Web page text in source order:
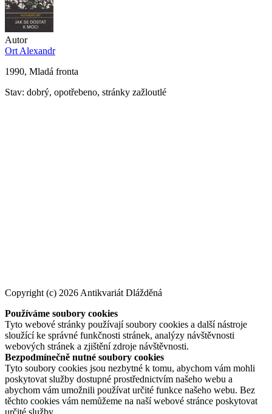
Autor
Ort Alexandr
1990, Mladá fronta
Stav: dobrý, opotřebeno, stránky zažloutlé
Copyright (c) 2026 Antikvariát Dlážděná
Používáme soubory cookies
Tyto webové stránky používají soubory cookies a další nástroje
sloužící ke správné funkčnosti stránek, analýzy návštěvnosti
webových stránek a zjištění zdroje návštěvnosti.
Bezpodmínečně nutné soubory cookies
Tyto soubory cookies jsou nezbytné k tomu, abychom vám mohli
poskytovat služby dostupné prostřednictvím našeho webu a
abychom vám umožnili používat určité funkce našeho webu. Bez
těchto cookies vám nemůžeme na naší webové stránce poskytovat
určité služby